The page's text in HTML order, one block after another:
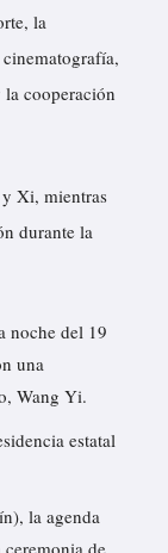
la
la cooperación
Xi, mientras
durante la
noche del 19
una
Wang Yi.
estatal
la agenda
de